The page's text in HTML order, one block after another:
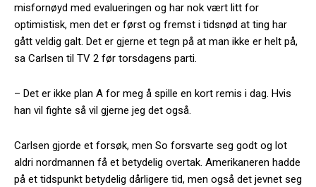
misfornøyd med evalueringen og har nok vært litt for
optimistisk, men det er først og fremst i tidsnød at ting har
gått veldig galt. Det er gjerne et tegn på at man ikke er helt på,
sa Carlsen til TV 2 før torsdagens parti.
– Det er ikke plan A for meg å spille en kort remis i dag. Hvis
han vil fighte så vil gjerne jeg det også.
Carlsen gjorde et forsøk, men So forsvarte seg godt og lot
aldri nordmannen få et betydelig overtak. Amerikaneren hadde
på et tidspunkt betydelig dårligere tid, men også det jevnet seg